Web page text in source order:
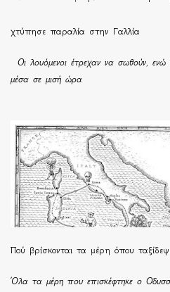
χτύπησε παραλία στην Γαλλία
Οι λουόμενοι έτρεχαν να σωθούν,
μέσα σε μισή ώρα
Πού βρίσκονται τα μέρη όπου
Όλα τα μέρη που επισκέφτηκε ο